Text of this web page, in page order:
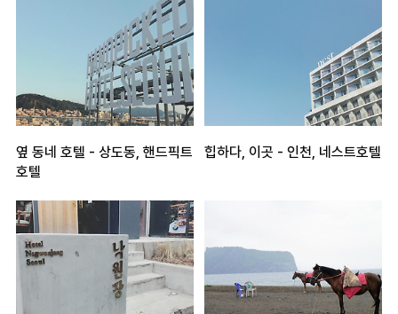
옆 동네 호텔 - 상도동, 핸드픽트
호텔
힙하다, 이곳 - 인천, 네스트호텔